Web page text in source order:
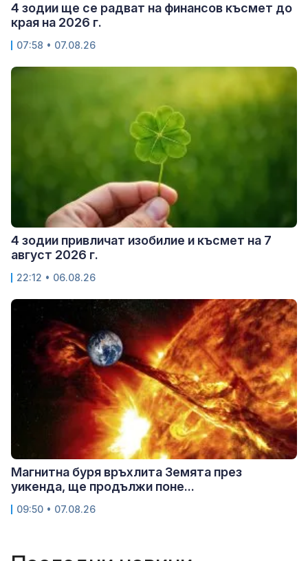
4 зодии ще се радват на финансов късмет до
края на 2026 г.
07:58 • 07.08.26
4 зодии привличат изобилие и късмет на 7
август 2026 г.
22:12 • 06.08.26
Магнитна буря връхлита Земята през
уикенда, ще продължи поне...
09:50 • 07.08.26